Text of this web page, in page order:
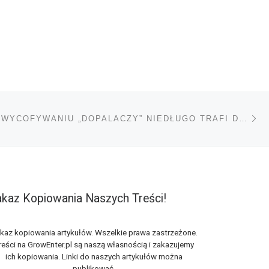
Kopiowania Naszych Treści!
kopiowania artykułów. Wszelkie prawa zastrzeżone.
na GrowEnter.pl są naszą własnością i zakazujemy
ich kopiowania. Linki do naszych artykułów można